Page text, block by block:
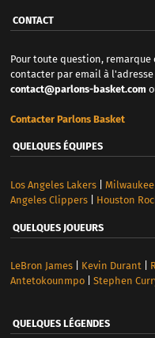
CONTACT
Pour toute question, remarque
contacter par email à l'adresse
contact@parlons-basket.com
Contacter Parlons Basket
QUELQUES ÉQUIPES
Los Angeles Lakers|
Angeles Clippers| Houston
QUELQUES JOUEURS
LeBron James| Kevin Durant|
Antetokounmpo| Stephen
QUELQUES LÉGENDES